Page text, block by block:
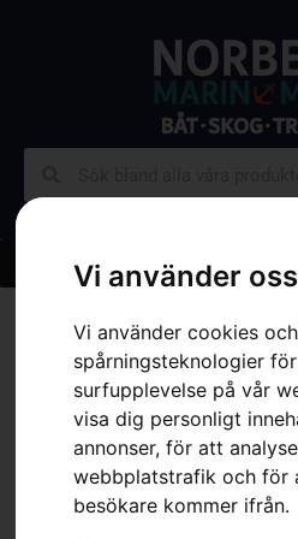
Vi använder
Vi använder cookies
spårningsteknologier
surfupplevelse på vår
visa dig personligt
annonser, för att
webbplatstrafik och för
besökare kommer ifrån.
Begagnat
Vi är övertygade om att de
de som förenar kvalitet med
budget. Därför lägger vi stor